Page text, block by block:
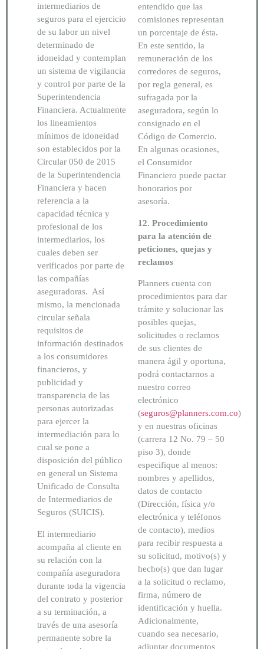
intermediarios de
seguros para el ejercicio
de su labor un nivel
determinado de
idoneidad y contemplan
un sistema de vigilancia
y control por parte de la
Superintendencia
Financiera. Actualmente
los lineamientos
mínimos de idoneidad
son establecidos por la
Circular 050 de 2015
de la Superintendencia
Financiera y hacen
referencia a la
capacidad técnica y
profesional de los
intermediarios, los
cuales deben ser
verificados por parte de
las compañías
aseguradoras. Así
mismo, la mencionada
circular señala
requisitos de
información destinados
a los consumidores
financieros, y
publicidad y
transparencia de las
personas autorizadas
para ejercer la
intermediación para lo
cual se pone a
disposición del público
en general un Sistema
Unificado de Consulta
de Intermediarios de
Seguros (SUICIS).
El intermediario
acompaña al cliente en
su relación con la
compañía aseguradora
durante toda la vigencia
del contrato y posterior
a su terminación, a
través de una asesoría
permanente sobre la
entendido que las
comisiones representan
un porcentaje de ésta.
En este sentido, la
remuneración de los
corredores de seguros,
por regla general, es
sufragada por la
aseguradora, según lo
consignado en el
Código de Comercio.
En algunas ocasiones,
el Consumidor
Financiero puede pactar
honorarios por
asesoría.
12. Procedimiento
para la atención de
peticiones, quejas y
reclamos
Planners cuenta con
procedimientos para dar
trámite y solucionar las
posibles quejas,
solicitudes o reclamos
de sus clientes de
manera ágil y oportuna,
podrá contactarnos a
nuestro correo
electrónico
(seguros@planners.com.co)
y en nuestras oficinas
(carrera 12 No. 79 – 50
piso 3), donde
especifique al menos:
nombres y apellidos,
datos de contacto
(Dirección, física y/o
electrónica y teléfonos
de contacto), medios
para recibir respuesta a
su solicitud, motivo(s) y
hecho(s) que dan lugar
a la solicitud o reclamo,
firma, número de
identificación y huella.
Adicionalmente,
cuando sea necesario,
adjuntar documentos